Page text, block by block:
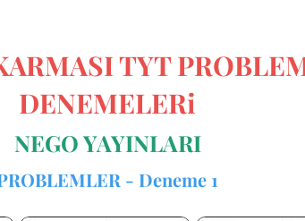
TYT
DENEMELERi
NEGO YAYINLARI
- Deneme 1